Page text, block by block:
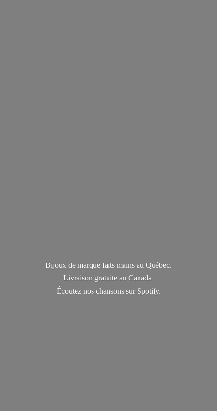
Bijoux de marque faits mains au Québec.
Livraison gratuite au Canada
Écoutez nos chansons sur Spotify.